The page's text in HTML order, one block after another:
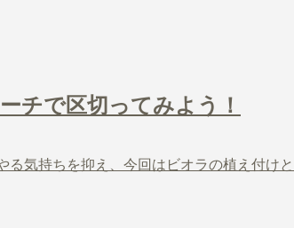
チで区切ってみよう！
る気持ちを抑え、今回はビオラの植え付け